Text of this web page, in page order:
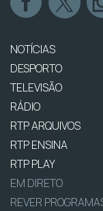
NOTÍCIAS
DESPORTO
TELEVISÃO
RÁDIO
RTP ARQUIVOS
RTP ENSINA
RTP PLAY
EM DIRETO
REVER